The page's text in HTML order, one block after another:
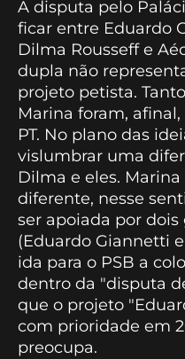
A disputa pelo
ficar entre Eduardo
Dilma Rousseff e
dupla não
projeto petista.
Marina foram,
PT. No plano das
vislumbrar uma
Dilma e eles.
diferente, nesse
ser apoiada por
(Eduardo Giannetti
ida para o PSB a
dentro da "disputa
que o projeto
com prioridade em
preocupa.